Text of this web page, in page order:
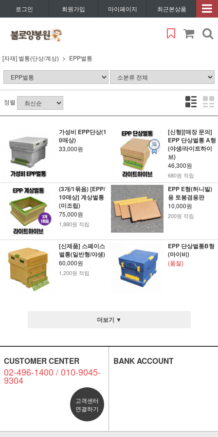
로그인 회원가입 마이페이지 최근본상품
[자재] 벌통(단상/계상) EPP벌통
정렬
가성비 EPP단상(1
0매상)
33,000원
[신형][매장 문의]
EPP 단상벌통 A형
(야생/라이트하이
브)
46,300원
680원 적립
(3개/1묶음) [EPP/
10매상] 계상벌통
(미조립)
75,000원
1,880원 적립
EPP E형(허니빌)
용 토봉겸용판
10,000원
200원 적립
[신제품] 스페이스
벌통(일반형/야생)
60,000원
1,200원 적립
EPP 단상벌통B형
(마이비)
(품절)
더보기 ▼
CUSTOMER CENTER
02-496-1400 / 010-9045-
9304
고객센터
연결하기
BANK ACCOUNT